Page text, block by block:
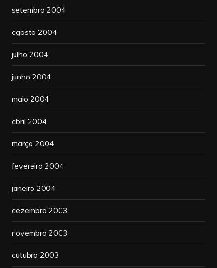
setembro 2004
agosto 2004
julho 2004
junho 2004
maio 2004
abril 2004
março 2004
fevereiro 2004
janeiro 2004
dezembro 2003
novembro 2003
outubro 2003